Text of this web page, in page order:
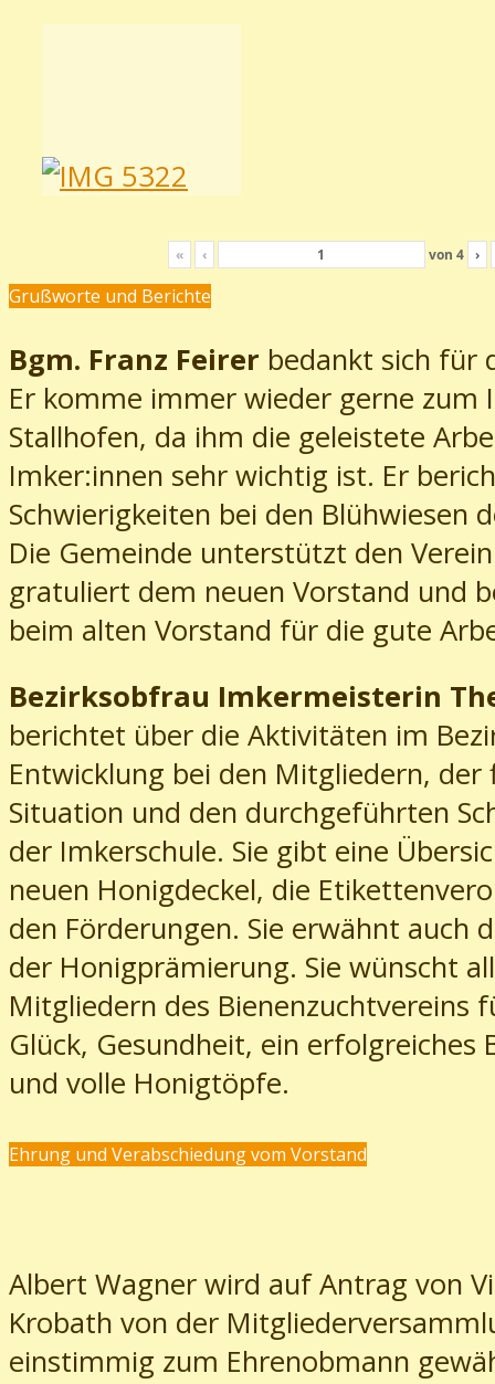
« ‹ von 4 ›
Grußworte und Berichte
Bgm. Franz Feirer bedankt sich für
Er komme immer wieder gerne zum
Stallhofen, da ihm die geleistete
Imker:innen sehr wichtig ist. Er
Schwierigkeiten bei den Blühwiesen
Die Gemeinde unterstützt den
gratuliert dem neuen Vorstand und
beim alten Vorstand für die gute
Bezirksobfrau Imkermeisterin
berichtet über die Aktivitäten im
Entwicklung bei den Mitgliedern, der
Situation und den durchgeführten
der Imkerschule. Sie gibt eine
neuen Honigdeckel, die
den Förderungen. Sie erwähnt auch
der Honigprämierung. Sie wünscht
Mitgliedern des Bienenzuchtvereins
Glück, Gesundheit, ein erfolgreiches
und volle Honigtöpfe.
Ehrung und Verabschiedung vom Vorstand
Albert Wagner wird auf Antrag von
Krobath von der
einstimmig zum Ehrenobmann